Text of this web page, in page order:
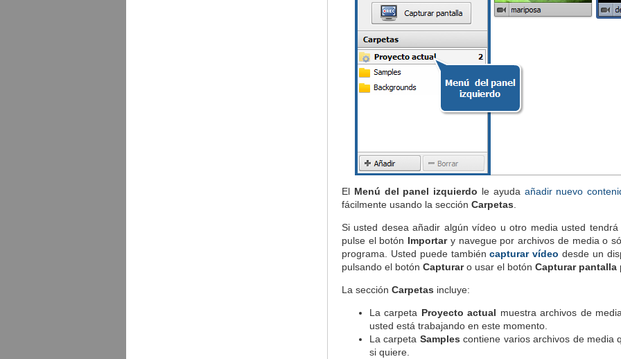
El Menú del panel izquierdo le ayuda añadir nuevo
fácilmente usando la sección Carpetas
Si usted desea añadir algún vídeo u otro media usted
pulse el botón Importary navegue por archivos de media o
programa. Usted puede tambiéncapturar vídeo desde un
pulsando el botón Capturaro usar el botón Capturar pantalla
La sección Carpetas incluye:
La carpeta Proyecto actual muestra archivos de
usted está trabajando en este momento.
La carpeta Samples contiene varios archivos de media
si quiere.